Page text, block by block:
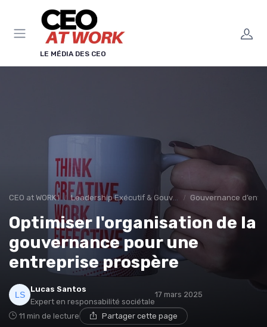
LE MÉDIA DES CEO
CEO at WORK ! Leadership Exécutif & Gouvernance Gouvernance
Optimiser l'organisation de la
gouvernance pour une
entreprise prospère
Lucas Santos
Expert en responsabilité sociétale
17 mars 2025
11 min de lecture Partager cette page
Panneau de gestion des cookies